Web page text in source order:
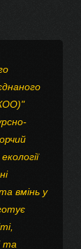
вмінь у
та